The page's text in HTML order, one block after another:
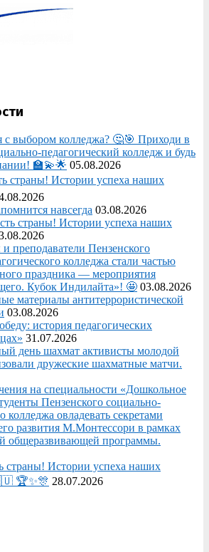
с выбором колледжа? 🤔🎯 Приходи в
педагогический колледж и будь
🏫💫🌟 05.08.2026
страны! Истории успеха наших
навсегда 03.08.2026
страны! Истории успеха наших
преподаватели Пензенского
колледжа стали частью
праздника — мероприятия
Кубок Индилайта»! 🤩 03.08.2026
материалы антитеррористической
03.08.2026
история педагогических
31.07.2026
день шахмат активисты молодой
дружеские шахматные матчи.
на специальности «Дошкольное
Пензенского социально-
колледжа овладевать секретами
развития М.Монтессори в рамках
общеразвивающей программы.
страны! Истории успеха наших
🏆✨🎊 28.07.2026